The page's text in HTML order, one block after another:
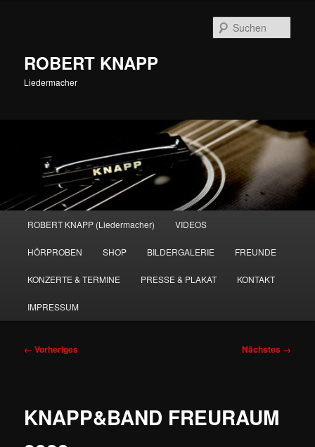
ROBERT KNAPP
Liedermacher
ROBERT KNAPP (Liedermacher) VIDEOS
HÖRPROBEN SHOP BILDERGALERIE FREUNDE
KONZERTE & TERMINE PRESSE & PLAKAT KONTAKT
IMPRESSUM
Bilder-
← Vorheriges Nächstes →
KNAPP&BAND FREURAUM